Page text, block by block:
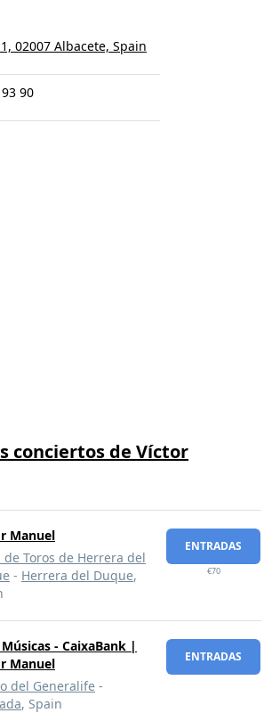
02007 Albacete, Spain
90
conciertos de Víctor
Manuel
de Toros de Herrera del
- Herrera del Duque,
ENTRADAS
€70
Músicas - CaixaBank |
Manuel
del Generalife -
, Spain
ENTRADAS